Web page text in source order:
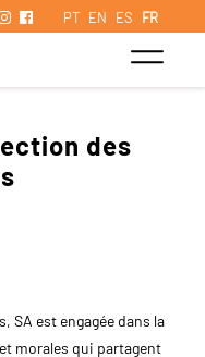
PT EN ES FR
des
SA est engagée dans la
morales qui partagent